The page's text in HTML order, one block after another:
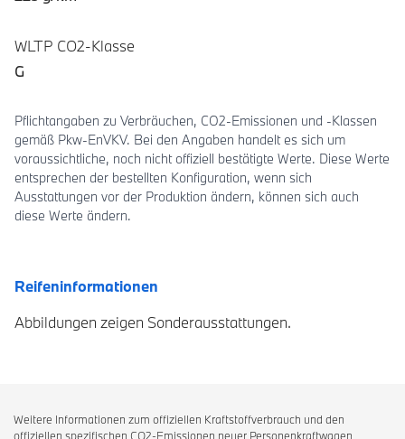
WLTP CO2-Klasse
G
Pflichtangaben zu Verbräuchen, CO2-Emissionen und -Klassen
gemäß Pkw-EnVKV. Bei den Angaben handelt es sich um
voraussichtliche, noch nicht offiziell bestätigte Werte. Diese Werte
entsprechen der bestellten Konfiguration, wenn sich
Ausstattungen vor der Produktion ändern, können sich auch
diese Werte ändern.
Reifeninformationen
Abbildungen zeigen Sonderausstattungen.
Weitere Informationen zum offiziellen Kraftstoffverbrauch und den
offiziellen spezifischen CO2-Emissionen neuer Personenkraftwagen